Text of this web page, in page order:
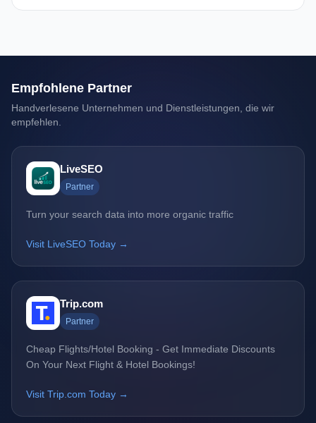
Empfohlene Partner
Handverlesene Unternehmen und Dienstleistungen, die wir
empfehlen.
LiveSEO
Partner
Turn your search data into more organic traffic
Visit LiveSEO Today →
Trip.com
Partner
Cheap Flights/Hotel Booking - Get Immediate Discounts
On Your Next Flight & Hotel Bookings!
Visit Trip.com Today →